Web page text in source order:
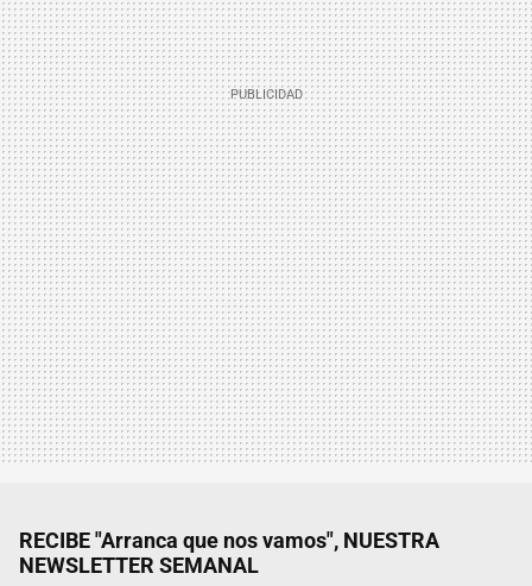
RECIBE "Arranca que nos vamos", NUESTRA
NEWSLETTER SEMANAL